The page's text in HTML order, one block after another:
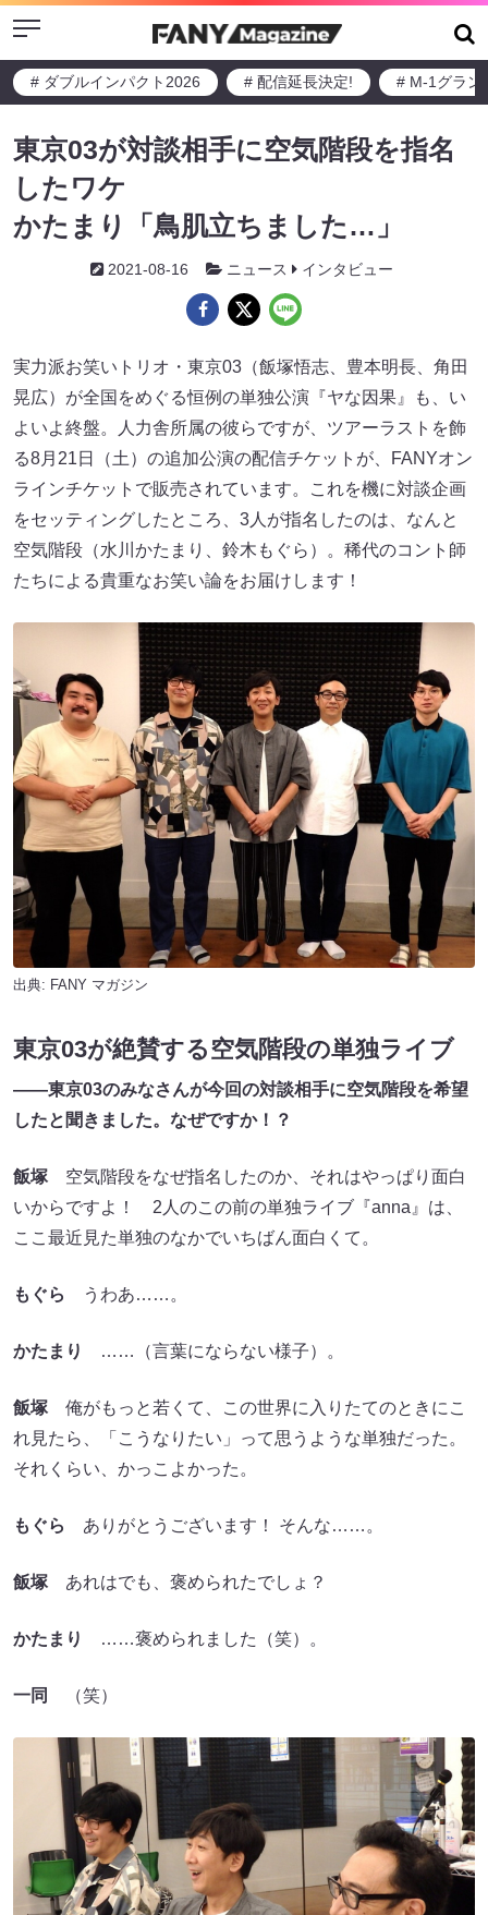
Menu
# ダブルインパクト2026 # 配信延長決定! # M-1グラン
東京03が対談相手に空気階段を指名
したワケ
かたまり「鳥肌立ちました…」
2021-08-16 ニュース インタビュー
実力派お笑いトリオ・東京03（飯塚悟志、豊本明長、角田
晃広）が全国をめぐる恒例の単独公演『ヤな因果』も、い
よいよ終盤。人力舎所属の彼らですが、ツアーラストを飾
る8月21日（土）の追加公演の配信チケットが、FANYオン
ラインチケットで販売されています。これを機に対談企画
をセッティングしたところ、3人が指名したのは、なんと
空気階段（水川かたまり、鈴木もぐら）。稀代のコント師
たちによる貴重なお笑い論をお届けします！
出典: FANY マガジン
東京03が絶賛する空気階段の単独ライブ
——東京03のみなさんが今回の対談相手に空気階段を希望
したと聞きました。なぜですか！？
飯塚 空気階段をなぜ指名したのか、それはやっぱり面白
いからですよ！ 2人のこの前の単独ライブ『anna』は、
ここ最近見た単独のなかでいちばん面白くて。
もぐら うわあ……。
かたまり ……（言葉にならない様子）。
飯塚 俺がもっと若くて、この世界に入りたてのときにこ
れ見たら、「こうなりたい」って思うような単独だった。
それくらい、かっこよかった。
もぐら ありがとうございます！ そんな……。
飯塚 あれはでも、褒められたでしょ？
かたまり ……褒められました（笑）。
一同 （笑）